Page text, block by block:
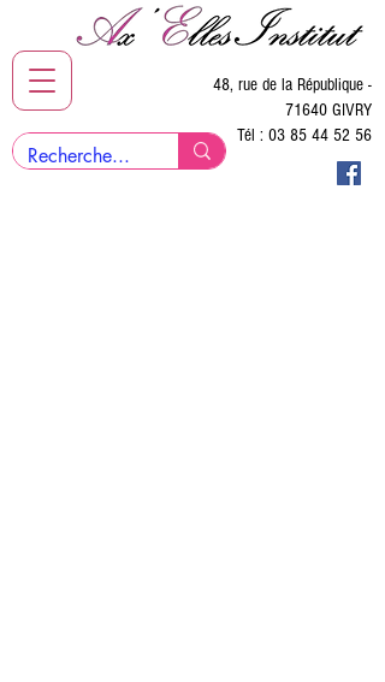
48, rue de la République -
71640 GIVRY
Tél : 03 85 44 52 56